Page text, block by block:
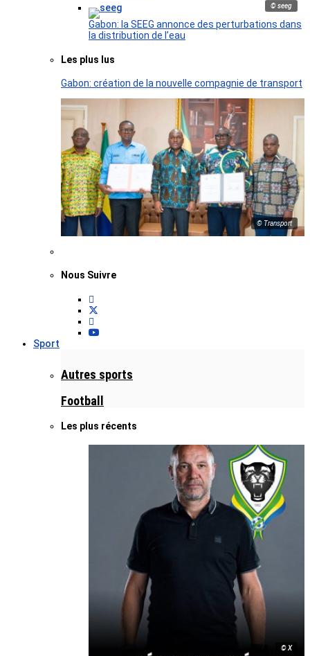
© seeg
Gabon: la SEEG annonce des perturbations dans
la distribution de l’eau
Les plus lus
Gabon: création de la nouvelle compagnie de transport
© Transport
Nous Suivre
Sport
Autres sports
Football
Les plus récents
© X